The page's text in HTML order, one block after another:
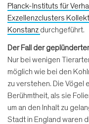
Planck-Instituts für
Exzellenzclusters
Konstanz durchgeführt.
DerFall der
Nur bei wenigen
möglich wie bei den
zu verstehen. Die Vögel
Berühmtheit, als sie
um an den Inhalt zu
Stadt in England waren